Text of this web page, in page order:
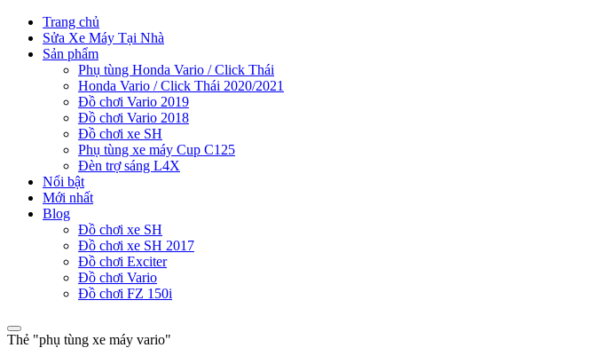
Trang chủ
Sửa Xe Máy Tại Nhà
Sản phẩm
Phụ tùng Honda Vario / Click Thái
Honda Vario / Click Thái 2020/2021
Đồ chơi Vario 2019
Đồ chơi Vario 2018
Đồ chơi xe SH
Phụ tùng xe máy Cup C125
Đèn trợ sáng L4X
Nổi bật
Mới nhất
Blog
Đồ chơi xe SH
Đồ chơi xe SH 2017
Đồ chơi Exciter
Đồ chơi Vario
Đồ chơi FZ 150i
Thẻ "phụ tùng xe máy vario"